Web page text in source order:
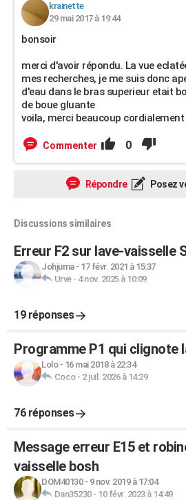
krainette
29 mai 2017 à 19:44
bonsoir
merci d'avoir répondu. La vue
mes recherches, je me suis donc
d'eau dans le bras superieur etait
de boue gluante
voila, merci beaucoup
Commenter 0
Répondre Posez
Discussions similaires
Erreur F2 sur lave-vaisselle
Johjuma- 17 févr. 2021 à 15:37
Urve- 4 nov. 2025 à 10:09
19 réponses
Programme P1 qui clignote
Lolo- 16 mai 2018 à 22:34
Coco- 2 juil. 2026 à 14:29
76 réponses
Message erreur E15 et
vaisselle bosh
DOM40130- 9 nov. 2019 à 17:04
Dan35230- 10 févr. 2023 à 14:49